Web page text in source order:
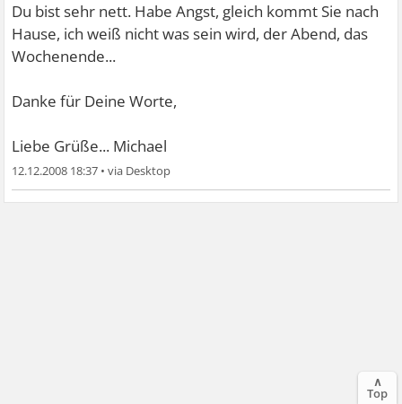
Du bist sehr nett. Habe Angst, gleich kommt Sie nach
Hause, ich weiß nicht was sein wird, der Abend, das
Wochenende...
Danke für Deine Worte,
Liebe Grüße... Michael
12.12.2008 18:37 •
∧
Top